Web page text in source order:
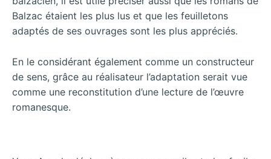
Balzac étaient les plus lus et que les feuilletons
adaptés de ses ouvrages sont les plus appréciés.
En le considérant également comme un constructeur
de sens, grâce au réalisateur l’adaptation serait vue
comme une reconstitution d’une lecture de l’œuvre
romanesque.